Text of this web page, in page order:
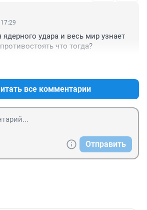
ядерного удара и весь мир узнает
что тогда?
все комментарии
Отправить